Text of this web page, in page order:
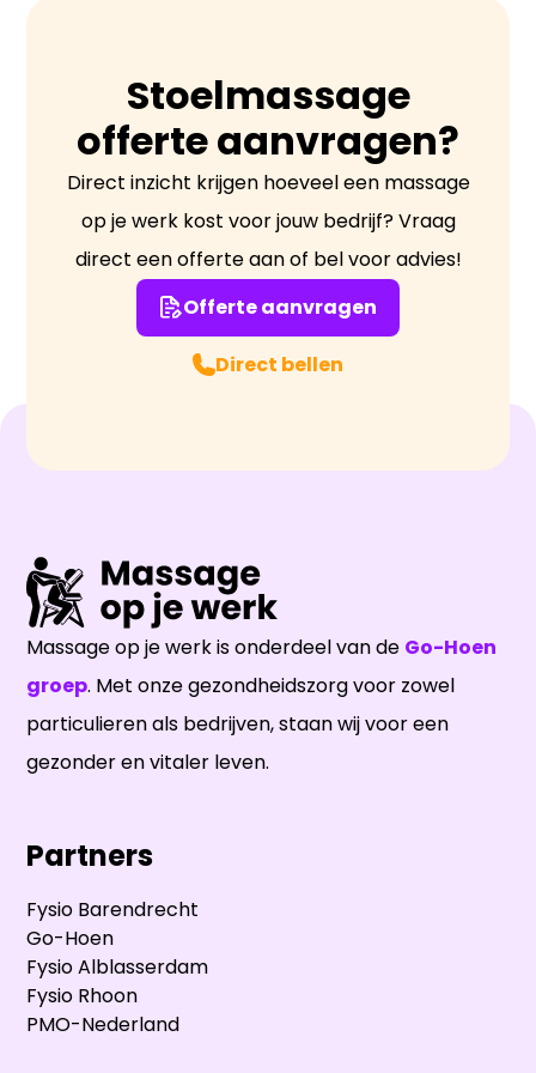
Stoelmassage
offerte aanvragen?
Direct inzicht krijgen hoeveel een massage
op je werk kost voor jouw bedrijf? Vraag
direct een offerte aan of bel voor advies!
Offerte aanvragen
Direct bellen
Massage op je werk is onderdeel van de Go-Hoen
groep. Met onze gezondheidszorg voor zowel
particulieren als bedrijven, staan wij voor een
gezonder en vitaler leven.
Partners
Fysio Barendrecht
Go-Hoen
Fysio Alblasserdam
Fysio Rhoon
PMO-Nederland